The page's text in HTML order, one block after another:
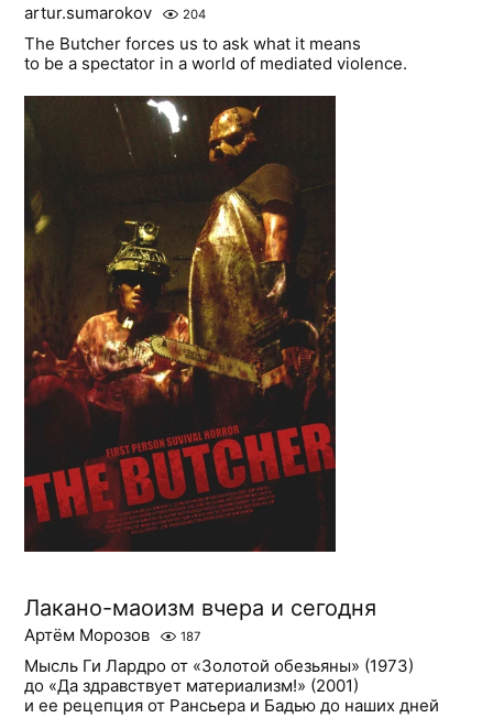
artur.sumarokov 204
The Butcher forces us to ask what it means
to be a spectator in a world of mediated violence.
Лакано-маоизм вчера и сегодня
Артём Морозов 187
Мысль Ги Лардро от «Золотой обезьяны» (1973)
до «Да здравствует материализм!» (2001)
и ее рецепция от Рансьера и Бадью до наших дней